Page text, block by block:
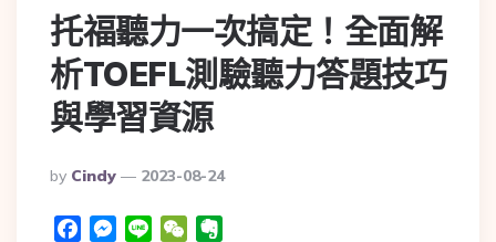
托福聽力一次搞定！全面解
析TOEFL測驗聽力答題技巧
與學習資源
By Cindy 2023-08-24
FacebookMessenger
Line WeChat